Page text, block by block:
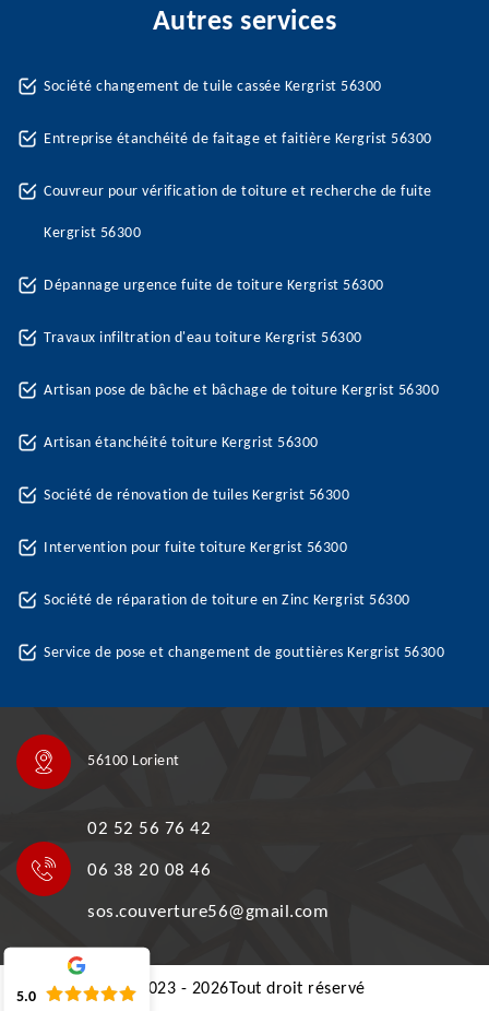
Autres services
Société changement de tuile cassée Kergrist 56300
Entreprise étanchéité de faitage et faitière Kergrist 56300
Couvreur pour vérification de toiture et recherche de fuite
Kergrist 56300
Dépannage urgence fuite de toiture Kergrist 56300
Travaux infiltration d'eau toiture Kergrist 56300
Artisan pose de bâche et bâchage de toiture Kergrist 56300
Artisan étanchéité toiture Kergrist 56300
Société de rénovation de tuiles Kergrist 56300
Intervention pour fuite toiture Kergrist 56300
Société de réparation de toiture en Zinc Kergrist 56300
Service de pose et changement de gouttières Kergrist 56300
56100 Lorient
02 52 56 76 42
06 38 20 08 46
sos.couverture56@gmail.com
©2023 - 2026Tout droit réservé
5.0